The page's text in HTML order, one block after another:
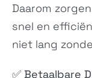
Daarom
snel en
niet lang
✅ Betaalbare